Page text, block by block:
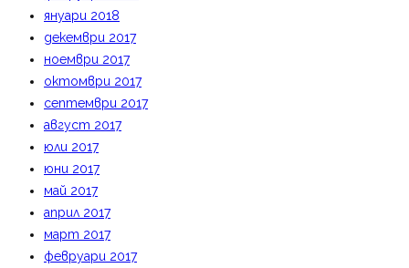
януари 2018
декември 2017
ноември 2017
октомври 2017
септември 2017
август 2017
юли 2017
юни 2017
май 2017
април 2017
март 2017
февруари 2017